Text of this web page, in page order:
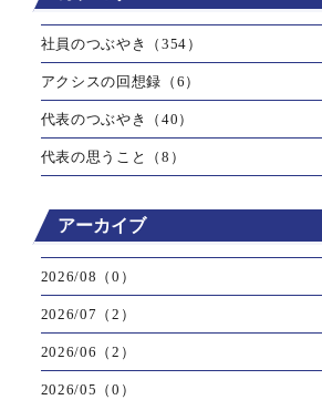
社員のつぶやき（354）
アクシスの回想録（6）
代表のつぶやき（40）
代表の思うこと（8）
アーカイブ
2026/08（0）
2026/07（2）
2026/06（2）
2026/05（0）